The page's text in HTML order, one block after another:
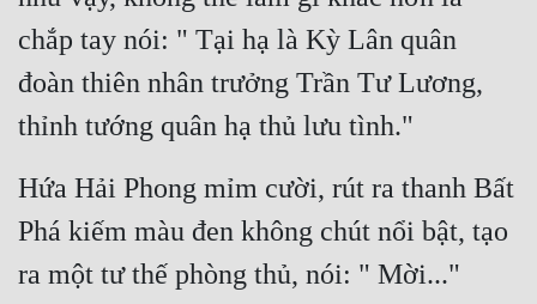
chắp tay nói: " Tại hạ là Kỳ Lân quân
đoàn thiên nhân trưởng Trần Tư Lương,
thỉnh tướng quân hạ thủ lưu tình."
Hứa Hải Phong mỉm cười, rút ra thanh Bất
Phá kiếm màu đen không chút nổi bật, tạo
ra một tư thế phòng thủ, nói: " Mời..."